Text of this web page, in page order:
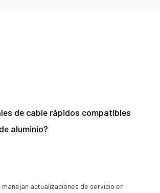
de cable rápidos compatibles
aluminio?
actualizaciones de servicio en